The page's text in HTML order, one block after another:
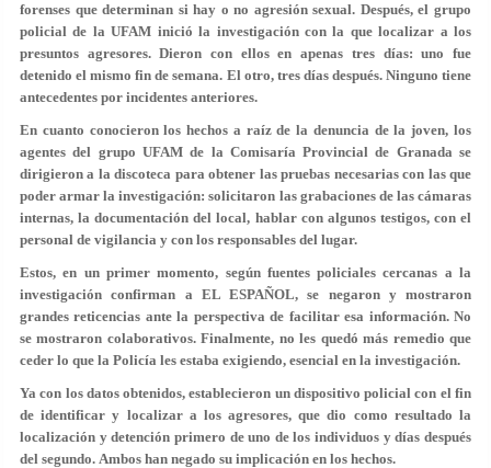
forenses que determinan si hay o no agresión sexual. Después, el grupo
policial de la UFAM inició la investigación con la que localizar a los
presuntos agresores. Dieron con ellos en apenas tres días: uno fue
detenido el mismo fin de semana. El otro, tres días después. Ninguno tiene
antecedentes por incidentes anteriores.
En cuanto conocieron los hechos a raíz de la denuncia de la joven, los
agentes del grupo UFAM de la Comisaría Provincial de Granada se
dirigieron a la discoteca para obtener las pruebas necesarias con las que
poder armar la investigación: solicitaron las grabaciones de las cámaras
internas, la documentación del local, hablar con algunos testigos, con el
personal de vigilancia y con los responsables del lugar.
Estos, en un primer momento, según fuentes policiales cercanas a la
investigación confirman a EL ESPAÑOL,se negaron y mostraron
grandes reticencias ante la perspectiva de facilitar esa información. No
se mostraron colaborativos. Finalmente, no les quedó más remedio que
ceder lo que la Policía les estaba exigiendo, esencial en la investigación.
Ya con los datos obtenidos, establecieron un dispositivo policial con el fin
de identificar y localizar a los agresores, que dio como resultado la
localización y detención primero de uno de los individuos y días después
del segundo. Ambos han negado su implicación en los hechos.